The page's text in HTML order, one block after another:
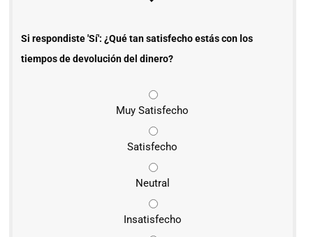
Si respondiste 'Sí': ¿Qué tan satisfecho estás con los
tiempos de devolución del dinero?
Muy Satisfecho
Satisfecho
Neutral
Insatisfecho